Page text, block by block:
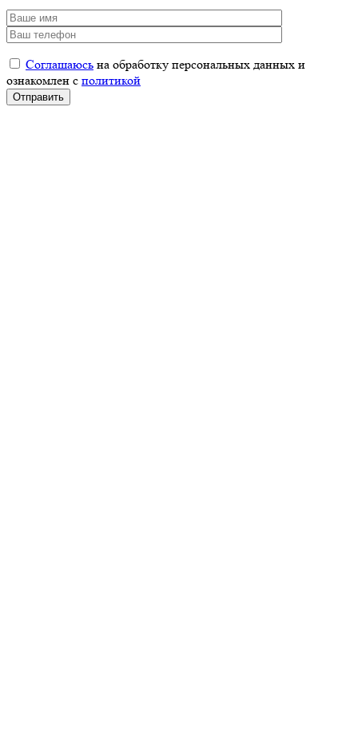
Соглашаюсь на обработку персональных данных и
ознакомлен с политикой